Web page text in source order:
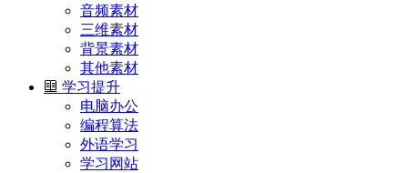
音频素材
三维素材
背景素材
其他素材
学习提升
电脑办公
编程算法
外语学习
学习网站